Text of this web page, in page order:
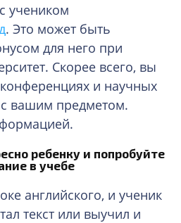
учеником
. Это может быть
для него при
Скорее всего, вы
и научных
с вашим предметом.
ребенку и попробуйте
в учебе
английского, и ученик
текст или выучил и